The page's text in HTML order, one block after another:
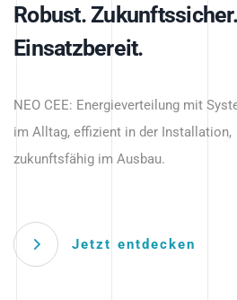
Intelligente
beginnt
Robust. Zukunftssicher.
Einsatzbereit.
NEO CEE: Energieverteilung mit
im Alltag, effizient in der Installation,
zukunftsfähig im Ausbau.
Jetzt entdecken
Intelligenz trifft Energie.
Anwendungen – robust, IP-geschützt
zukunftsfähig.